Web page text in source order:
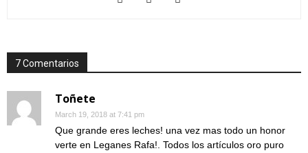
7 Comentarios
Toñete
March 19, 2018 at 7:41 pm
Que grande eres leches! una vez mas todo un honor
verte en Leganes Rafa!. Todos los artículos oro puro